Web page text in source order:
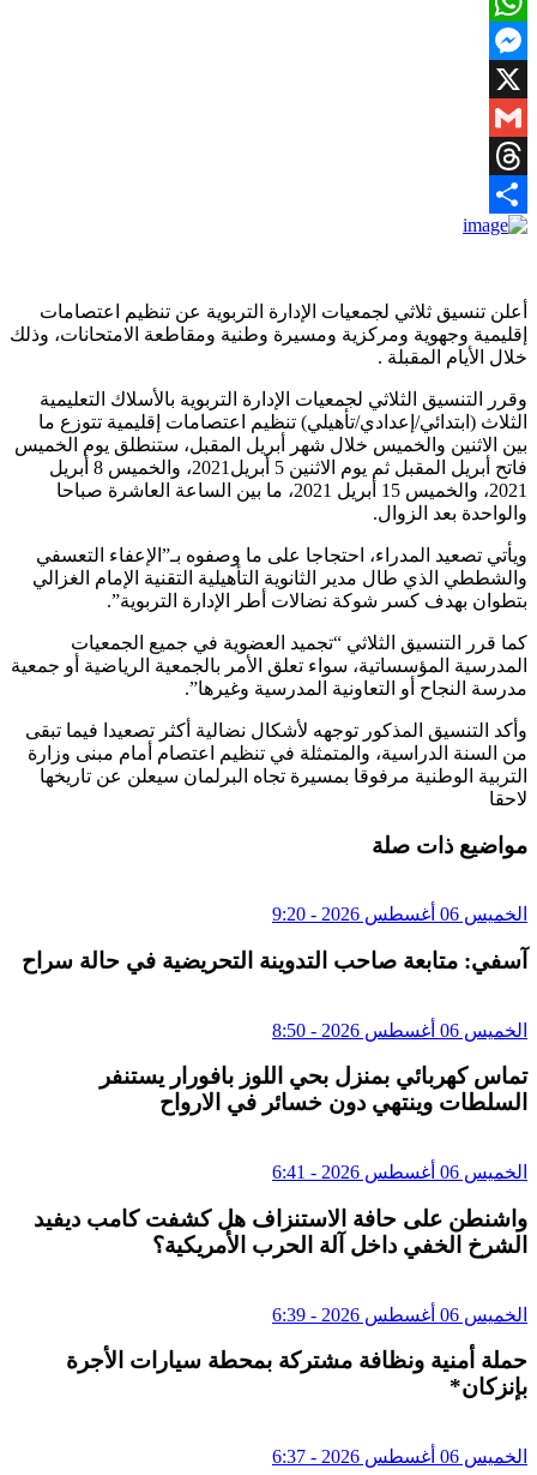
WhatsApp
Messenger
X
Gmail
Threads
Share
أعلن تنسيق ثلاثي لجمعيات الإدارة التربوية عن تنظيم اعتصامات
إقليمية وجهوية ومركزية ومسيرة وطنية ومقاطعة الامتحانات، وذلك
خلال الأيام المقبلة .
وقرر التنسيق الثلاثي لجمعيات الإدارة التربوية بالأسلاك التعليمية
الثلاث (ابتدائي/إعدادي/تأهيلي) تنظيم اعتصامات إقليمية تتوزع ما
بين الاثنين والخميس خلال شهر أبريل المقبل، ستنطلق يوم الخميس
فاتح أبريل المقبل ثم يوم الاثنين 5 أبريل2021، والخميس 8 أبريل
2021، والخميس 15 أبريل 2021، ما بين الساعة العاشرة صباحا
والواحدة بعد الزوال.
ويأتي تصعيد المدراء، احتجاجا على ما وصفوه بـ”الإعفاء التعسفي
والشططي الذي طال مدير الثانوية التأهيلية التقنية الإمام الغزالي
بتطوان بهدف كسر شوكة نضالات أطر الإدارة التربوية”.
كما قرر التنسيق الثلاثي “تجميد العضوية في جميع الجمعيات
المدرسية المؤسساتية، سواء تعلق الأمر بالجمعية الرياضية أو جمعية
مدرسة النجاح أو التعاونية المدرسية وغيرها”.
وأكد التنسيق المذكور توجهه لأشكال نضالية أكثر تصعيدا فيما تبقى
من السنة الدراسية، والمتمثلة في تنظيم اعتصام أمام مبنى وزارة
التربية الوطنية مرفوقا بمسيرة تجاه البرلمان سيعلن عن تاريخها
لاحقا
مواضيع ذات صلة
الخميس 06 أغسطس 2026 - 9:20
آسفي: متابعة صاحب التدوينة التحريضية في حالة سراح
الخميس 06 أغسطس 2026 - 8:50
تماس كهربائي بمنزل بحي اللوز بافورار يستنفر
السلطات وينتهي دون خسائر في الارواح
الخميس 06 أغسطس 2026 - 6:41
واشنطن على حافة الاستنزاف هل كشفت كامب ديفيد
الشرخ الخفي داخل آلة الحرب الأمريكية؟
الخميس 06 أغسطس 2026 - 6:39
حملة أمنية ونظافة مشتركة بمحطة سيارات الأجرة
بإنزكان*
الخميس 06 أغسطس 2026 - 6:37